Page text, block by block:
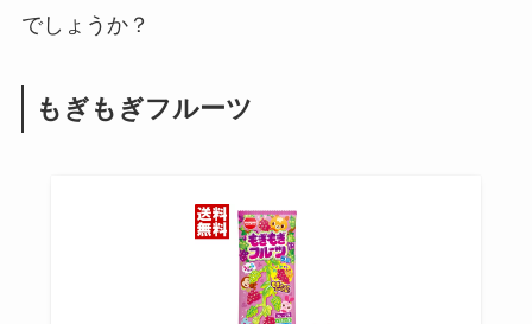
でしょうか？
もぎもぎフルーツ